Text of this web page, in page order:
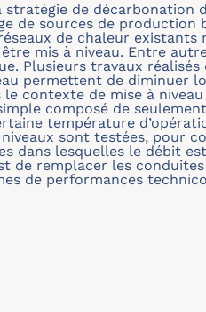
de décarbonation
de sources de production
de chaleur existants
mis à niveau. Entre
Plusieurs travaux réalisés
permettent de diminuer
contexte de mise à niveau
composé de
température
sont testées, pour
dans lesquelles le débit
de remplacer les
de performances